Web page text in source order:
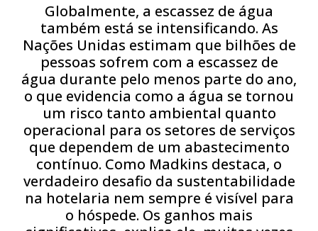
Globalmente, a escassez de água
também está se intensificando. As
Nações Unidas estimam que bilhões de
pessoas sofrem com a escassez de
água durante pelo menos parte do ano,
o que evidencia como a água se tornou
um risco tanto ambiental quanto
operacional para os setores de serviços
que dependem de um abastecimento
contínuo. Como Madkins destaca, o
verdadeiro desafio da sustentabilidade
na hotelaria nem sempre é visível para
o hóspede. Os ganhos mais